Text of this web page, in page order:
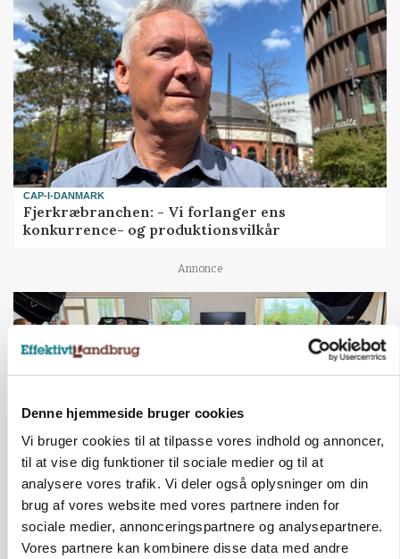
Denne hjemmeside bruger cookies
Vi bruger cookies til at tilpasse vores indhold og annoncer,
til at vise dig funktioner til sociale medier og til at
analysere vores trafik. Vi deler også oplysninger om din
brug af vores website med vores partnere inden for
sociale medier, annonceringspartnere og analysepartnere.
Vores partnere kan kombinere disse data med andre
CAP-I-DANMARK
Fjerkræbranchen: - Vi forlanger ens
konkurrence- og produktionsvilkår
Annonce
BUSINESS
Ejer eller medejer? Nyt tv-format udfordrer
landbrugets ejerstruktur